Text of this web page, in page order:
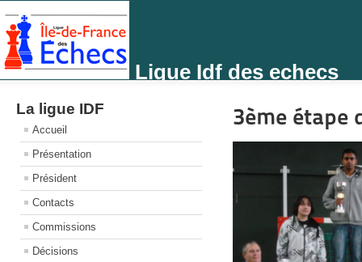
Ligue Idf des echecs
La ligue IDF
Accueil
Présentation
Président
Contacts
Commissions
Décisions
3ème étape